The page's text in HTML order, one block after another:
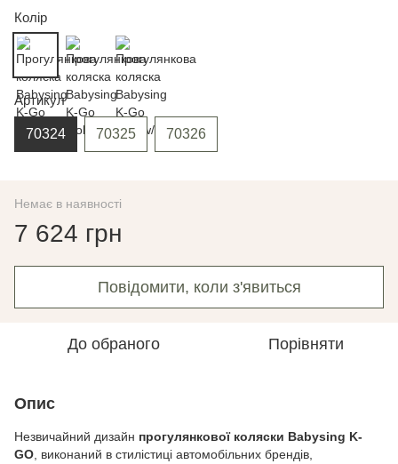
Колір
Артикул
70324 70325 70326
Немає в наявності
7 624 грн
Повідомити, коли з'явиться
До обраного Порівняти
Опис
Незвичайний дизайн прогулянкової коляски Babysing K-
GO , виконаний в стилістиці автомобільних брендів,